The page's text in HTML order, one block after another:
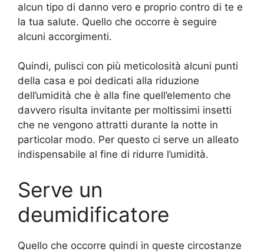
alcun tipo di danno vero e proprio contro di te e
la tua salute. Quello che occorre è seguire
alcuni accorgimenti.
Quindi, pulisci con più meticolosità alcuni punti
della casa e poi dedicati alla riduzione
dell’umidità che è alla fine quell’elemento che
davvero risulta invitante per moltissimi insetti
che ne vengono attratti durante la notte in
particolar modo. Per questo ci serve un alleato
indispensabile al fine di ridurre l’umidità.
Serve un
deumidificatore
Quello che occorre quindi in queste circostanze